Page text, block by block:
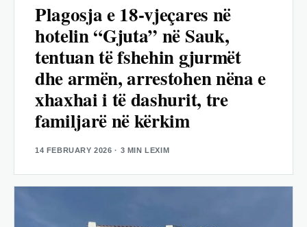
Plagosja e 18-vjeçares në
hotelin “Gjuta” në Sauk,
tentuan të fshehin gjurmët
dhe armën, arrestohen nëna e
xhaxhai i të dashurit, tre
familjarë në kërkim
14 FEBRUARY 2026 · 3 MIN LEXIM